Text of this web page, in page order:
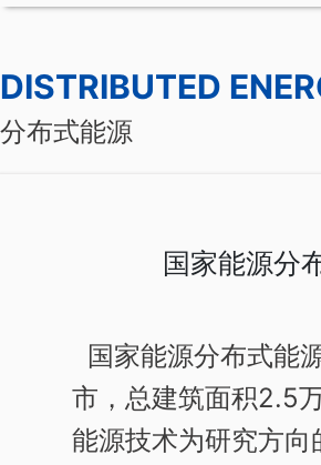
DISTRIBUTED
分布式能源
国家能源分
国家能源分布式能
市，总建筑面积2.5
能源技术为研究方